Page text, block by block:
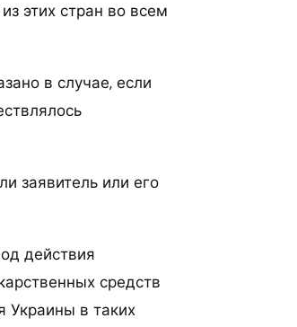
этих стран во всем
в случае, если
заявитель или его
действия
средств
Украины в таких